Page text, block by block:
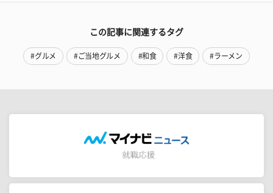
この記事に関連するタグ
#グルメ #ご当地グルメ #和食 #洋食 #ラーメン